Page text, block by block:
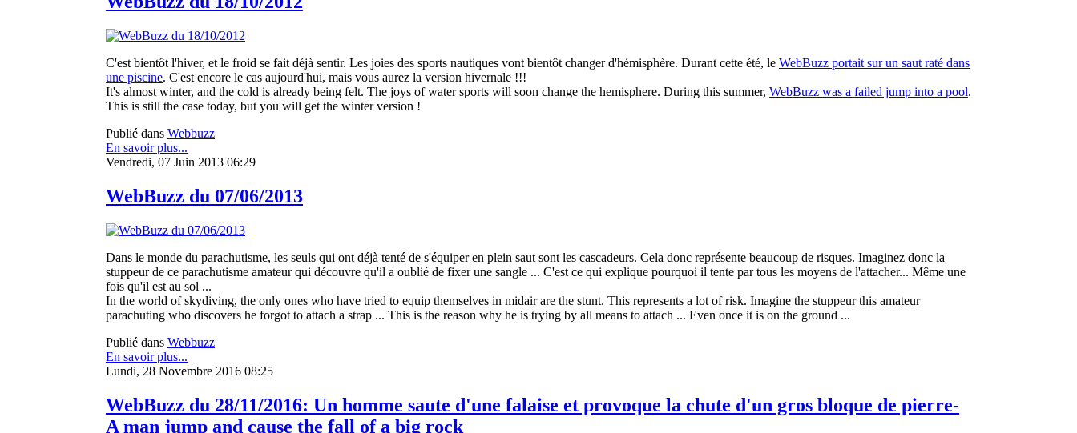
C'est bientôt l'hiver, et le froid se fait déjà sentir. Les joies des sports nautiques vont bientôt changer d'hémisphère. Durant cette été, le WebBuzz portait sur un saut raté dans
une piscine. C'est encore le cas aujourd'hui, mais vous aurez la version hivernale !!!
It's almost winter, and the cold is already being felt. The joys of water sports will soon change the hemisphere. During this summer, WebBuzz was a failed jump into a pool.
This is still the case today, but you will get the winter version !
Publié dans Webbuzz
En savoir plus...
Vendredi, 07 Juin 2013 06:29
WebBuzz du 07/06/2013
Dans le monde du parachutisme, les seuls qui ont déjà tenté de s'équiper en plein saut sont les cascadeurs. Cela donc représente beaucoup de risques. Imaginez donc la
stuppeur de ce parachutisme amateur qui découvre qu'il a oublié de fixer une sangle ... C'est ce qui explique pourquoi il tente par tous les moyens de l'attacher... Même une
fois qu'il est au sol ...
In the world of skydiving, the only ones who have tried to equip themselves in midair are the stunt. This represents a lot of risk. Imagine the stuppeur this amateur
parachuting who discovers he forgot to attach a strap ... This is the reason why he is trying by all means to attach ... Even once it is on the ground ...
Publié dans Webbuzz
En savoir plus...
Lundi, 28 Novembre 2016 08:25
WebBuzz du 28/11/2016: Un homme saute d'une falaise et provoque la chute d'un gros bloque de pierre-
A man jump and cause the fall of a big rock